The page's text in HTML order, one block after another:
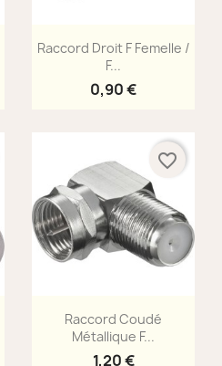
Aperçu rapide
Raccord Droit F Femelle /
F...
0,90 €
Aperçu rapide
Raccord Coudé
Métallique F...
1,20 €
favorite_border